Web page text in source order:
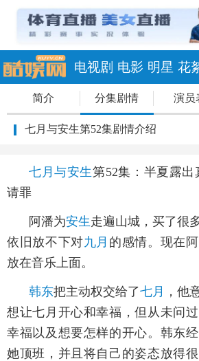
电视剧 电影 明星 花
简介 分集剧情 演员
七月与安生第52集剧情介绍
七月与安生第52集：半夏露
请罪
阿潘为安生走遍山城，买了很
依旧放不下对九月 的感情。现在
放在音乐上面。
韩东把主动权交给了七月 ，他
想让七月开心和幸福，但从未问
幸福以及想要怎样的开心。韩东
她顶班，并且将自己的姿态放得